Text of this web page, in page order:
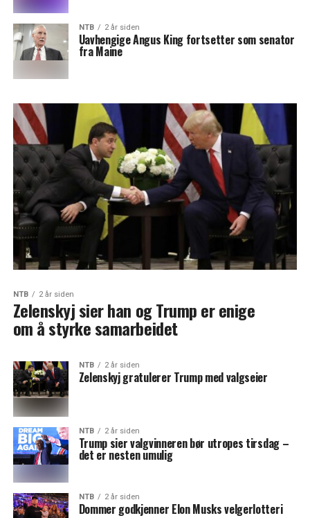
NTB 2 år siden
Uavhengige Angus King fortsetter som senator
fra Maine
NTB 2 år siden
Zelenskyj sier han og Trump er enige
om å styrke samarbeidet
NTB 2 år siden
Zelenskyj gratulerer Trump med valgseier
NTB 2 år siden
Trump sier valgvinneren bør utropes tirsdag –
det er nesten umulig
NTB 2 år siden
Dommer godkjenner Elon Musks velgerlotteri